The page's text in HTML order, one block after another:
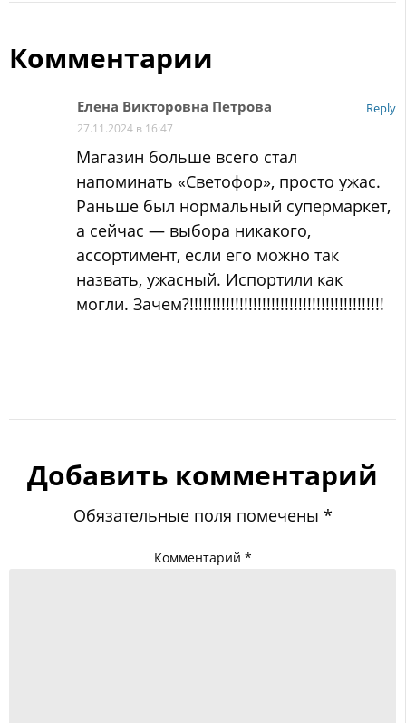
Комментарии
Елена Викторовна Петрова
27.11.2024 в 16:47
Магазин больше всего стал
напоминать «Светофор», просто ужас.
Раньше был нормальный супермаркет,
а сейчас — выбора никакого,
ассортимент, если его можно так
назвать, ужасный. Испортили как
могли. Зачем?!!!!!!!!!!!!!!!!!!!!!!!!!!!!!!!!!!!!!!!!!!!
Reply
Добавить комментарий
Обязательные поля помечены *
Комментарий *